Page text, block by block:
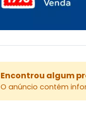
Encontrou algum
O anúncio contém